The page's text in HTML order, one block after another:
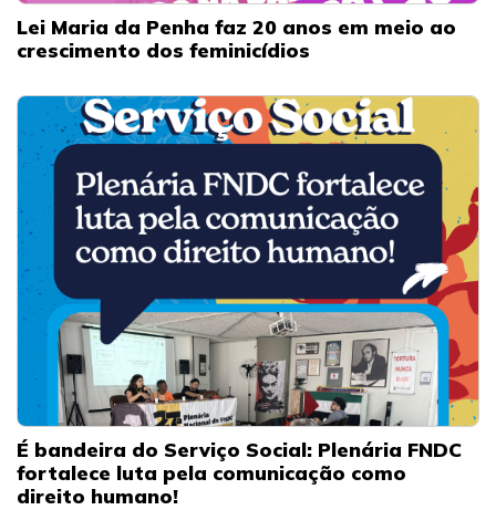
Lei Maria da Penha faz 20 anos em meio ao
crescimento dos feminicídios
É bandeira do Serviço Social: Plenária FNDC
fortalece luta pela comunicação como
direito humano!